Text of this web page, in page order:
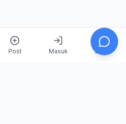
Post Masuk Daftar